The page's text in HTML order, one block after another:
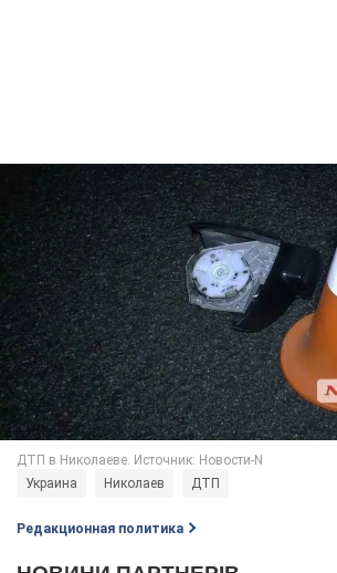
Украина Николаев ДТП
Редакционная политика